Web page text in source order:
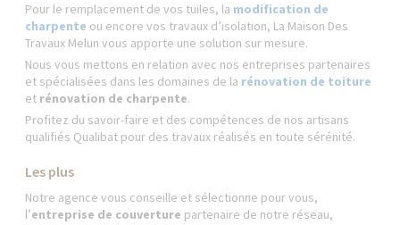
Pour le remplacement de vos tuiles, la modification de
charpente ou encore vos travaux d’isolation, La Maison Des
Travaux Melun vous apporte une solution sur mesure.
Nous vous mettons en relation avec nos entreprises partenaires
et spécialisées dans les domaines de la rénovation de toiture
et rénovation de charpente.
Profitez du savoir-faire et des compétences de nos artisans
qualifiés Qualibat pour des travaux réalisés en toute sérénité.
Les plus
Notre agence vous conseille et sélectionne pour vous,
l’entreprise de couverture partenaire de notre réseau,